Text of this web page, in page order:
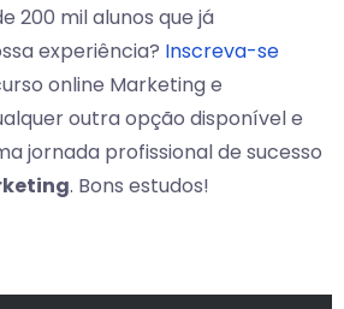
200 mil alunos que já
experiência? Inscreva-se
online Marketing e
outra opção disponível e
jornada profissional de sucesso
. Bons estudos!